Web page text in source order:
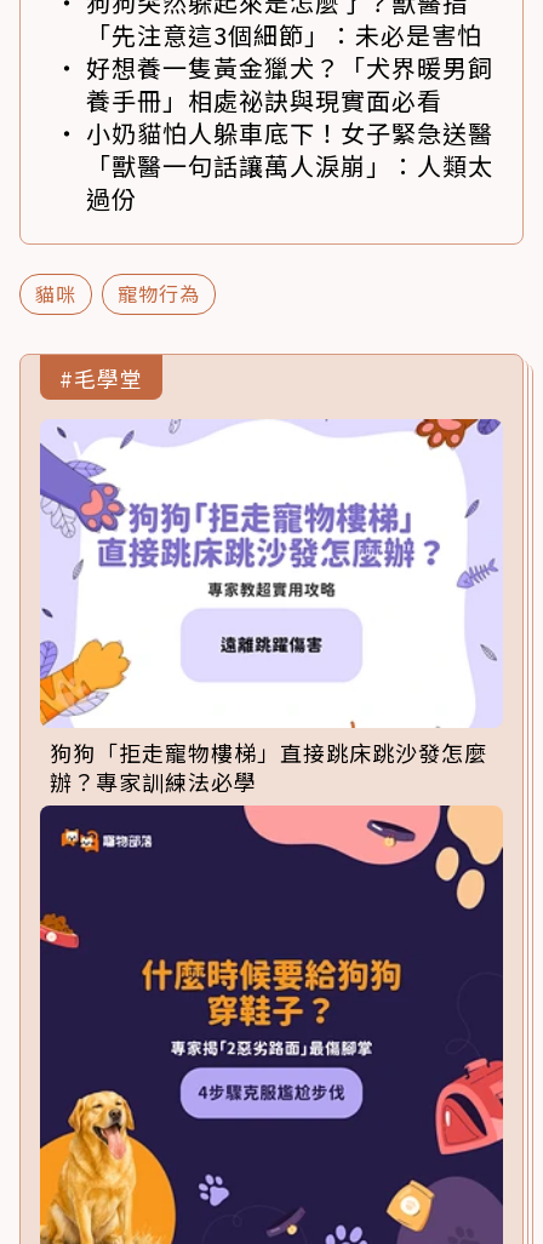
「先注意這3個細節」：未必是害怕
好想養一隻黃金獵犬？「犬界暖男飼
養手冊」相處祕訣與現實面必看
小奶貓怕人躲車底下！女子緊急送醫
「獸醫一句話讓萬人淚崩」：人類太
過份
貓咪 寵物行為
#毛學堂
狗狗「拒走寵物樓梯」直接跳床跳沙發怎麼
辦？專家訓練法必學